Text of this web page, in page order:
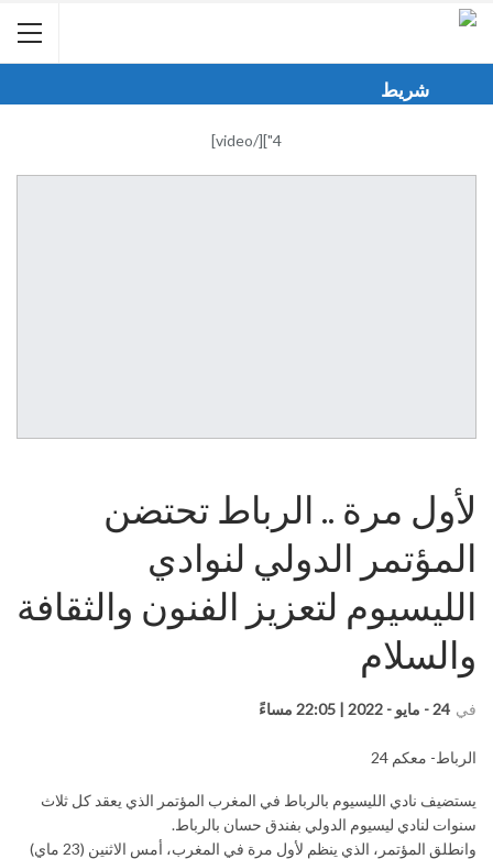
شريط
4"][/video]
لأول مرة .. الرباط تحتضن
المؤتمر الدولي لنوادي
الليسيوم لتعزيز الفنون والثقافة
والسلام
في 24 - مايو - 2022 | 22:05 مساءً
الرباط- معكم 24
يستضيف نادي الليسيوم بالرباط في المغرب المؤتمر الذي يعقد كل ثلاث
سنوات لنادي ليسيوم الدولي بفندق حسان بالرباط.
وانطلق المؤتمر، الذي ينظم لأول مرة في المغرب، أمس الاثنين (23 ماي)